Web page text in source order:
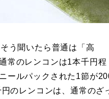
う聞いたら普通は「高
常のレンコンは1本千円程
ールパックされた1節が
のレンコンは、通常のざ